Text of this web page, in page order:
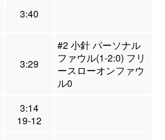
3:40
3:29
#2 小針 パーソナル
ファウル(1-2:0) フリ
ースローオンファウ
ル0
3:14
19-12